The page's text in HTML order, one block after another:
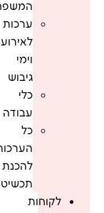
ערכות
וימי
גיבוש
כלי
עבודה
כל
להכנת
לקוחות